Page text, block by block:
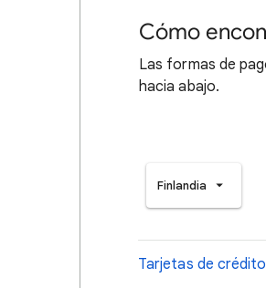
Cómo
Las formas de
hacia abajo.
Finlandia
Tarjetas de